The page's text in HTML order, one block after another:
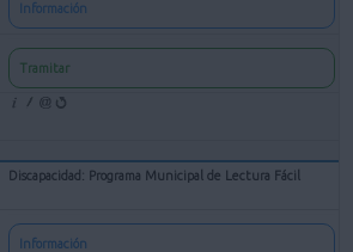
Información
Tramitar
Discapacidad: Programa Municipal de Lectura Fácil
Información